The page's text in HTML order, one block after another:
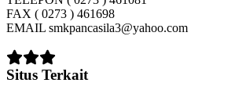
FAX ( 0273 ) 461698
EMAIL smkpancasila3@yahoo.com
Situs Terkait